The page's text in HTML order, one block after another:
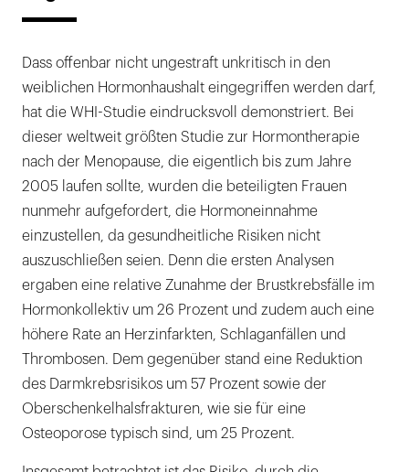
Dass offenbar nicht ungestraft unkritisch in den
weiblichen Hormonhaushalt eingegriffen werden darf,
hat die WHI-Studie eindrucksvoll demonstriert. Bei
dieser weltweit größten Studie zur Hormontherapie
nach der Menopause, die eigentlich bis zum Jahre
2005 laufen sollte, wurden die beteiligten Frauen
nunmehr aufgefordert, die Hormoneinnahme
einzustellen, da gesundheitliche Risiken nicht
auszuschließen seien. Denn die ersten Analysen
ergaben eine relative Zunahme der Brustkrebsfälle im
Hormonkollektiv um 26 Prozent und zudem auch eine
höhere Rate an Herzinfarkten, Schlaganfällen und
Thrombosen. Dem gegenüber stand eine Reduktion
des Darmkrebsrisikos um 57 Prozent sowie der
Oberschenkelhalsfrakturen, wie sie für eine
Osteoporose typisch sind, um 25 Prozent.